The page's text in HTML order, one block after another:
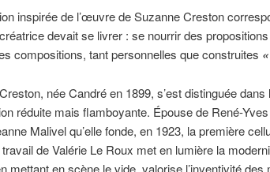
inspirée de l’œuvre de Suzanne Creston
devait se livrer : se nourrir des propositions
compositions, tant personnelles que construites
née Candré en 1899, s’est distinguée dans
réduite mais flamboyante. Épouse de René-
Malivel qu’elle fonde, en 1923, la première
de Valérie Le Roux met en lumière la
mettant en scène le vide, valorise l’inventivité